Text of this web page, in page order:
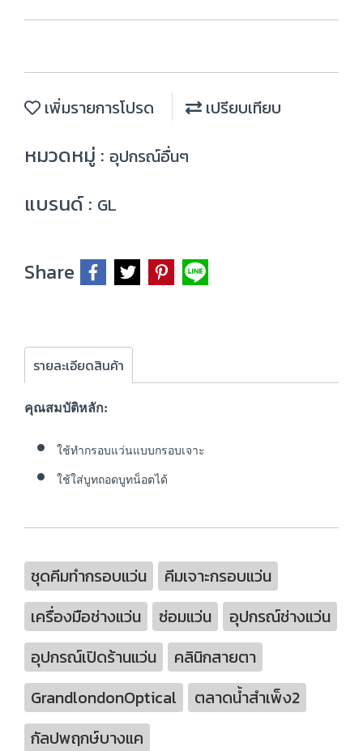
เพิ่มรายการโปรด เปรียบเทียบ
หมวดหมู่ : อุปกรณ์อื่นๆ
แบรนด์ : GL
Share
รายละเอียดสินค้า
คุณสมบัติหลัก:
ใช้ทำกรอบแว่นแบบกรอบเจาะ
ใช้ใส่บูทถอดบูทน็อตได้
ชุดคีมทำกรอบแว่น
คีมเจาะกรอบแว่น
เครื่องมือช่างแว่น
ซ่อมแว่น
อุปกรณ์ช่างแว่น
อุปกรณ์เปิดร้านแว่น
คลินิกสายตา
GrandlondonOptical
ตลาดน้ำสำเพ็ง2
กัลปพฤกษ์บางแค